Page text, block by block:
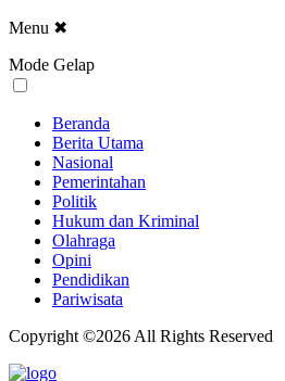
Menu ✖
Mode Gelap
Beranda
Berita Utama
Nasional
Pemerintahan
Politik
Hukum dan Kriminal
Olahraga
Opini
Pendidikan
Pariwisata
Copyright ©2026 All Rights Reserved